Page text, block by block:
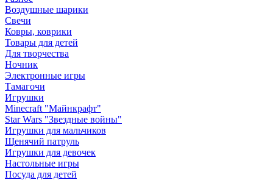
Воздушные шарики
Свечи
Ковры, коврики
Товары для детей
Для творчества
Ночник
Электронные игры
Тамагочи
Игрушки
Minecraft "Майнкрафт"
Star Wars "Звездные войны"
Игрушки для мальчиков
Щенячий патруль
Игрушки для девочек
Настольные игры
Посуда для детей